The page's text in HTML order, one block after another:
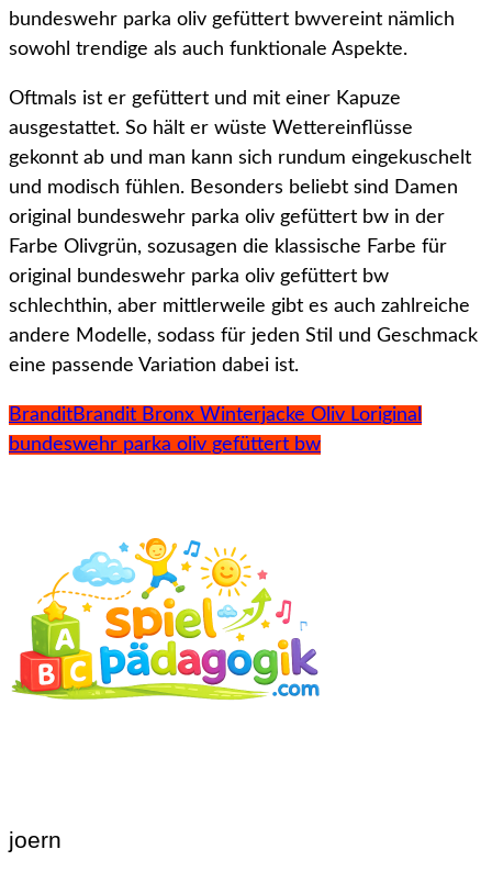
bundeswehr parka oliv gefüttert bwvereint nämlich
sowohl trendige als auch funktionale Aspekte.
Oftmals ist er gefüttert und mit einer Kapuze
ausgestattet. So hält er wüste Wettereinflüsse
gekonnt ab und man kann sich rundum eingekuschelt
und modisch fühlen. Besonders beliebt sind Damen
original bundeswehr parka oliv gefüttert bw in der
Farbe Olivgrün, sozusagen die klassische Farbe für
original bundeswehr parka oliv gefüttert bw
schlechthin, aber mittlerweile gibt es auch zahlreiche
andere Modelle, sodass für jeden Stil und Geschmack
eine passende Variation dabei ist.
BranditBrandit Bronx Winterjacke Oliv Loriginal
bundeswehr parka oliv gefüttert bw
joern